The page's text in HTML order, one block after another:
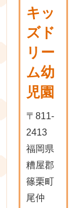
キッ
ズド
リー
ム幼
児園
〒811-
2413
福岡県
糟屋郡
篠栗町
尾仲